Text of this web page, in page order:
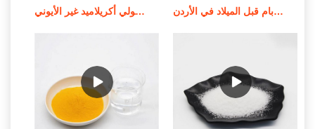
استخدام وإشعار تطبيق بولي أكريلاميد غير الأيوني جودة عالية من الموردين الندف بام قبل الميلاد في الأردن